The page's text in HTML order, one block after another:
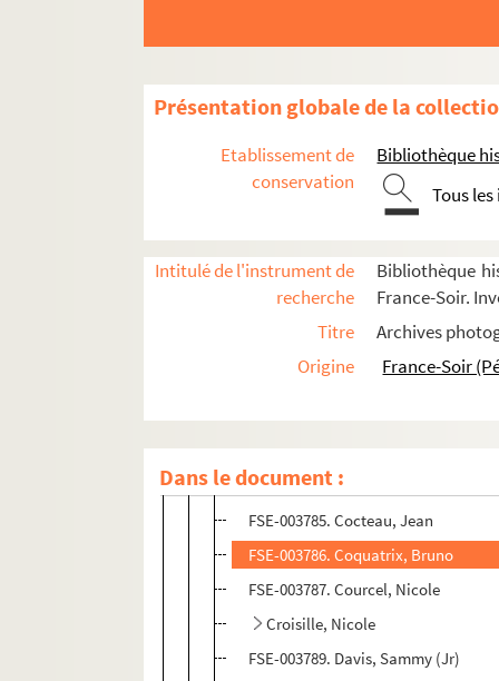
Présentation globale de la
Etablissement de
conservation
Bibliothèque
Tous
Intitulé de l'instrument de
recherche
Bibliothèque
France-Soir.
Titre
Archives
Origine
France-Soir
Dans le document :
Avec des personnalités
FSE-003777. Andress, Ursula
FSE-003778. Armstrong, Louis
FSE-003779. Bakaloglou, Edmond
FSE-003780. Barnard, Christiaan
FSE-003783. Biraud, Maurice
FSC-001579. Bruel, Patrick
FSE-003784. Chevalier, Maurice
FSC-001580. Chirac, Jacques
FSE-003785. Cocteau, Jean
FSE-003786. Coquatrix, Bruno
FSE-003787. Courcel, Nicole
Croisille, Nicole
FSE-003789. Davis, Sammy (Jr)